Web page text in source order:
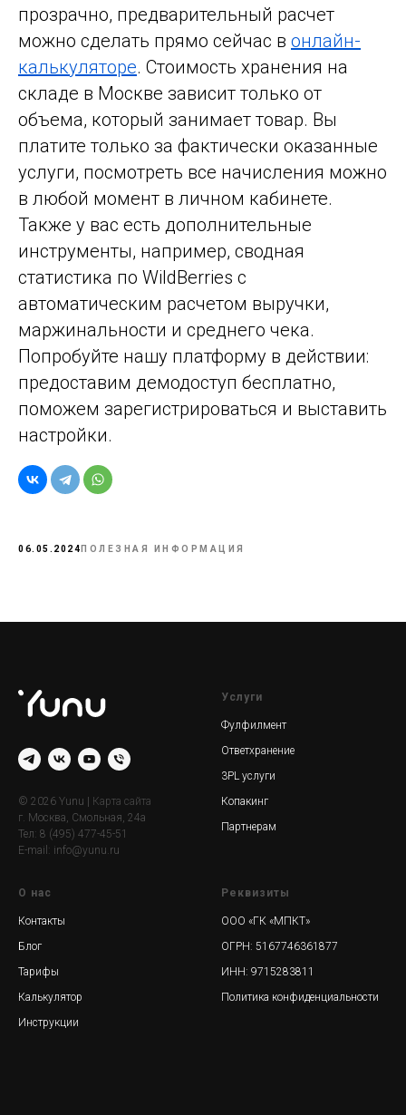
прозрачно, предварительный расчет
можно сделать прямо сейчас в онлайн-
калькуляторе. Стоимость хранения на
складе в Москве зависит только от
объема, который занимает товар. Вы
платите только за фактически оказанные
услуги, посмотреть все начисления можно
в любой момент в личном кабинете.
Также у вас есть дополнительные
инструменты, например, сводная
статистика по WildBerries с
автоматическим расчетом выручки,
маржинальности и среднего чека.
Попробуйте нашу платформу в действии:
предоставим демодоступ бесплатно,
поможем зарегистрироваться и выставить
настройки.
06.05.2024 ПОЛЕЗНАЯ ИНФОРМАЦИЯ
© 2026 Yunu |
Карта сайта
г. Москва, Смольная, 24а
Тел: 8 (495) 477-45-51
E-mail: info@yunu.ru
Услуги
Фулфилмент
Ответхранение
3PL услуги
Копакинг
Партнерам
О нас
Контакты
Блог
Тарифы
Калькулятор
Инструкции
Реквизиты
ООО «ГК «МПКТ»
ОГРН: 5167746361877
ИНН: 9715283811
Политика конфиденциальности